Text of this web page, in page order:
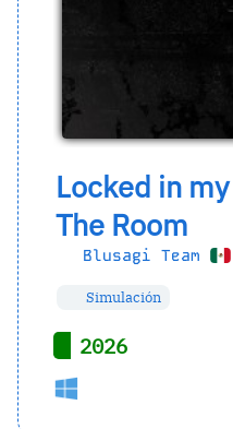
Locked in
The Room
Blusagi Team
Simulación
2026